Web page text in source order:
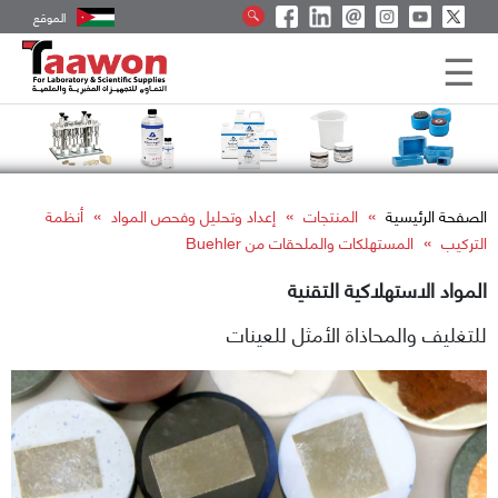
الموقع
الصفحة الرئيسية » المنتجات » إعداد وتحليل وفحص المواد » أنظمة
التركيب » المستهلكات والملحقات من Buehler
المواد الاستهلاكية التقنية
للتغليف والمحاذاة الأمثل للعينات